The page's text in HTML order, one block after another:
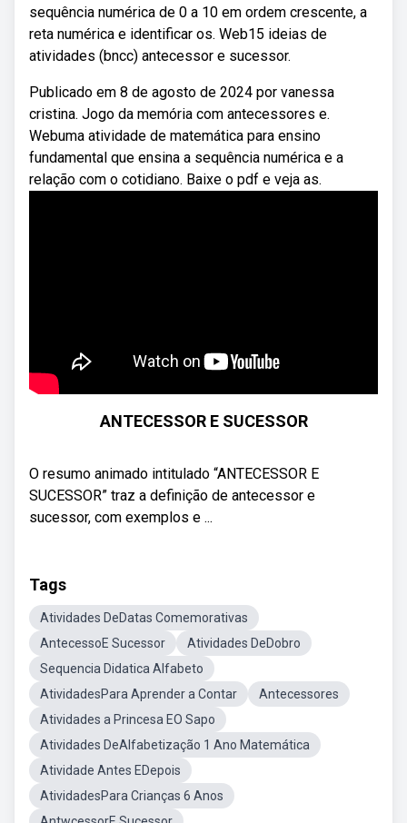
sequência numérica de 0 a 10 em ordem crescente, a
reta numérica e identificar os. Web15 ideias de
atividades (bncc) antecessor e sucessor.
Publicado em 8 de agosto de 2024 por vanessa
cristina. Jogo da memória com antecessores e.
Webuma atividade de matemática para ensino
fundamental que ensina a sequência numérica e a
relação com o cotidiano. Baixe o pdf e veja as.
ANTECESSOR E SUCESSOR
O resumo animado intitulado “ANTECESSOR E
SUCESSOR” traz a definição de antecessor e
sucessor, com exemplos e ...
Tags
Atividades DeDatas Comemorativas
AntecessoE Sucessor
Atividades DeDobro
Sequencia Didatica Alfabeto
AtividadesPara Aprender a Contar
Antecessores
Atividades a Princesa EO Sapo
Atividades DeAlfabetização 1 Ano Matemática
Atividade Antes EDepois
AtividadesPara Crianças 6 Anos